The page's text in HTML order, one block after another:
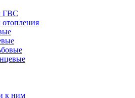
ГВС
к ним